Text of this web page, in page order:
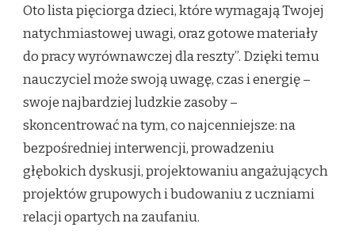
Oto lista pięciorga dzieci, które wymagają Twojej
natychmiastowej uwagi, oraz gotowe materiały
do pracy wyrównawczej dla reszty”. Dzięki temu
nauczyciel może swoją uwagę, czas i energię –
swoje najbardziej ludzkie zasoby –
skoncentrować na tym, co najcenniejsze: na
bezpośredniej interwencji, prowadzeniu
głębokich dyskusji, projektowaniu angażujących
projektów grupowych i budowaniu z uczniami
relacji opartych na zaufaniu.